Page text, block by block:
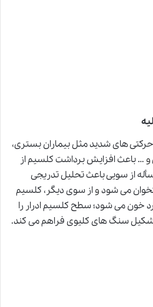
حرکتی های شدید مثل بیماران بستری،
و … باعث افزایش برداشت کلسیم از
از سویی باعث تحلیل تدریجی
می شودواز سوی دیگر، کلسیم
خون می شود؛ سطح کلسیم ادرار را
تشکیل سنگ های کلیوی فراهم می کند.